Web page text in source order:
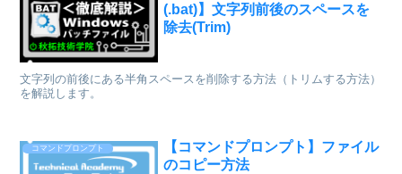
(.bat)】文字列前後のスペースを
除去(Trim)
文字列の前後にある半角スペースを削除する方法（トリムする方法）
を解説します。
コマンドプロンプト
【コマンドプロンプト】ファイル
のコピー方法